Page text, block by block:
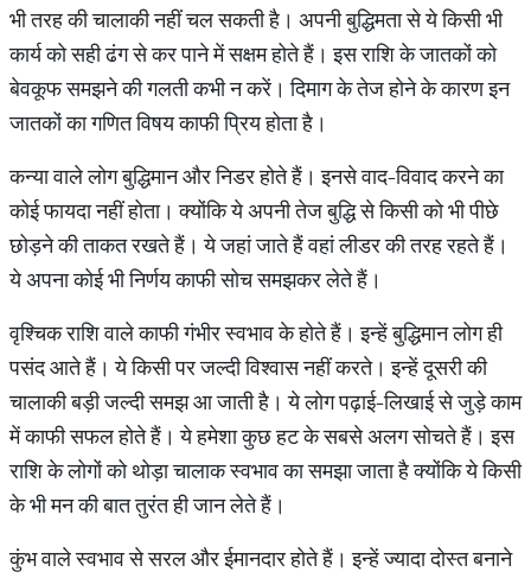
भी तरह की चालाकी नहीं चल सकती है। अपनी बुद्धिमता से ये किसी भी
कार्य को सही ढंग से कर पाने में सक्षम होते हैं। इस राशि के जातकों को
बेवकूफ समझने की गलती कभी न करें। दिमाग के तेज होने के कारण इन
जातकों का गणित विषय काफी प्रिय होता है।
कन्या वाले लोग बुद्धिमान और निडर होते हैं। इनसे वाद-विवाद करने का
कोई फायदा नहीं होता। क्योंकि ये अपनी तेज बुद्धि से किसी को भी पीछे
छोड़ने की ताकत रखते हैं। ये जहां जाते हैं वहां लीडर की तरह रहते हैं।
ये अपना कोई भी निर्णय काफी सोच समझकर लेते हैं।
वृश्चिक राशि वाले काफी गंभीर स्वभाव के होते हैं। इन्हें बुद्धिमान लोग ही
पसंद आते हैं। ये किसी पर जल्दी विश्वास नहीं करते। इन्हें दूसरी की
चालाकी बड़ी जल्दी समझ आ जाती है। ये लोग पढ़ाई-लिखाई से जुड़े काम
में काफी सफल होते हैं। ये हमेशा कुछ हट के सबसे अलग सोचते हैं। इस
राशि के लोगों को थोड़ा चालाक स्वभाव का समझा जाता है क्योंकि ये किसी
के भी मन की बात तुरंत ही जान लेते हैं।
कुंभ वाले स्वभाव से सरल और ईमानदार होते हैं। इन्हें ज्यादा दोस्त बनाने